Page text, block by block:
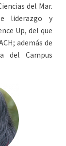
del Mar.
liderazgo y
Up, del que
además de
del Campus